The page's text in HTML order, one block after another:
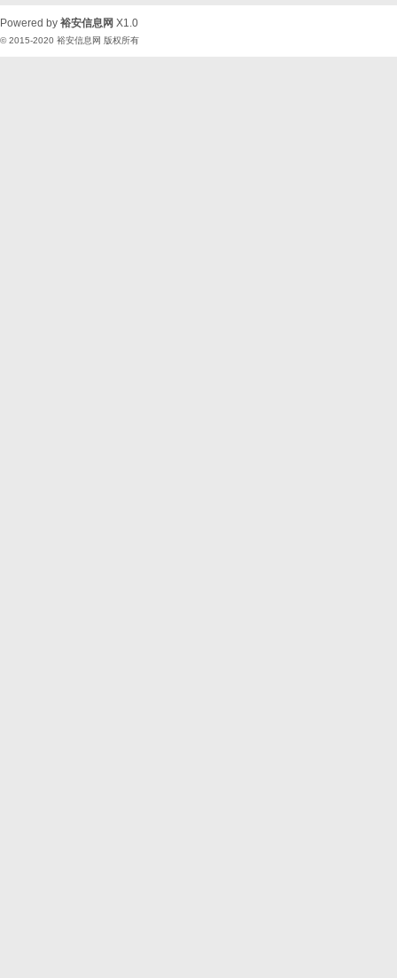
Powered by 裕安信息网 X1.0
© 2015-2020 裕安信息网 版权所有